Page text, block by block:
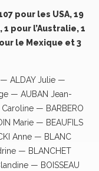
pour les USA, 19
pour l’Australie, 1
le Mexique et 3
ALDAY Julie —
— AUBAN Jean-
— BARBERO
Marie — BEAUFILS
Anne — BLANC
— BLANCHET
— BOISSEAU